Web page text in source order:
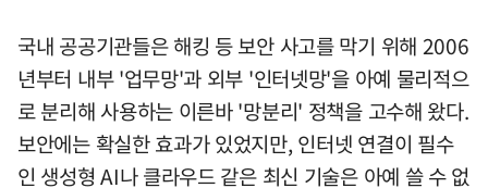
국내 공공기관들은 해킹 등 보안 사고를 막기 위해 2006
년부터 내부 '업무망'과 외부 '인터넷망'을 아예 물리적으
로 분리해 사용하는 이른바 '망분리' 정책을 고수해 왔다.
보안에는 확실한 효과가 있었지만, 인터넷 연결이 필수
인 생성형 AI나 클라우드 같은 최신 기술은 아예 쓸 수 없